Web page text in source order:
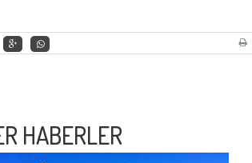
HABERLER